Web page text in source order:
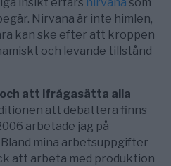
Nirvana är inte himlen,
kan ske efter att kroppen
och levande tillstånd
att ifrågasätta alla
att debattera finns
arbetade jag på
mina arbetsuppgifter
att arbeta med produktion